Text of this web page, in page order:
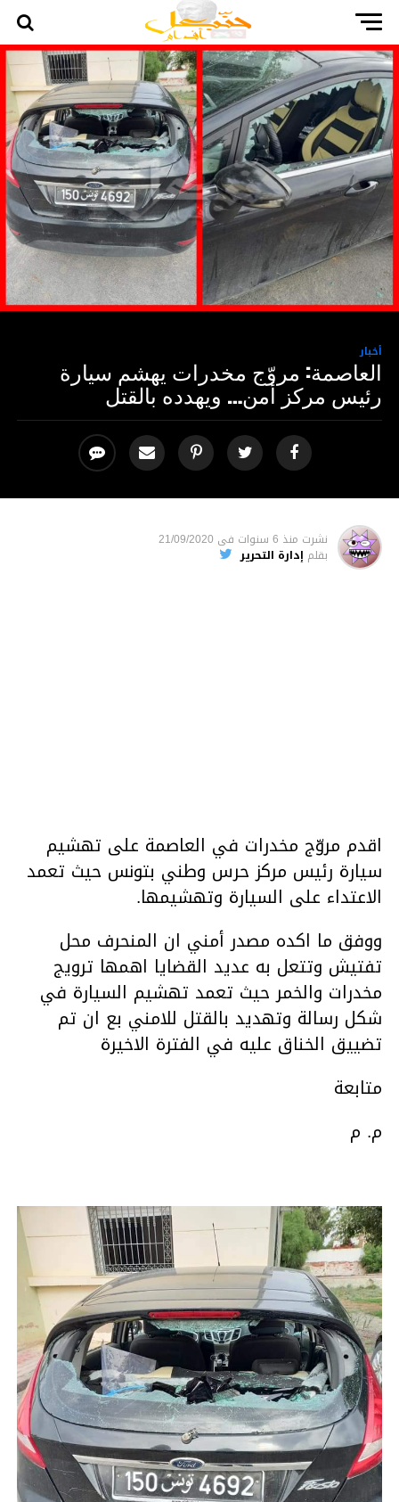
أخبار
العاصمة: مروّج مخدرات يهشم سيارة
رئيس مركز أمن… ويهدده بالقتل
نشرت منذ 6 سنوات فى 21/09/2020
بقلم إدارة التحرير
اقدم مروّج مخدرات في العاصمة على تهشيم
سيارة رئيس مركز حرس وطني بتونس حيث تعمد
الاعتداء على السيارة وتهشيمها.
ووفق ما اكده مصدر أمني ان المنحرف محل
تفتيش وتتعل به عديد القضايا اهمها ترويج
مخدرات والخمر حيث تعمد تهشيم السيارة في
شكل رسالة وتهديد بالقتل للامني بع ان تم
تضييق الخناق عليه في الفترة الاخيرة
متابعة
م. م